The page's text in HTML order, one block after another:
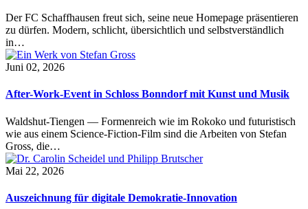
Der FC Schaffhausen freut sich, seine neue Homepage präsentieren
zu dürfen. Modern, schlicht, übersichtlich und selbstverständlich
in…
Juni 02, 2026
After-Work-Event in Schloss Bonndorf mit Kunst und Musik
Waldshut-Tiengen — Formenreich wie im Rokoko und futuristisch
wie aus einem Science-Fiction-Film sind die Arbeiten von Stefan
Gross, die…
Mai 22, 2026
Auszeichnung für digitale Demokratie-Innovation